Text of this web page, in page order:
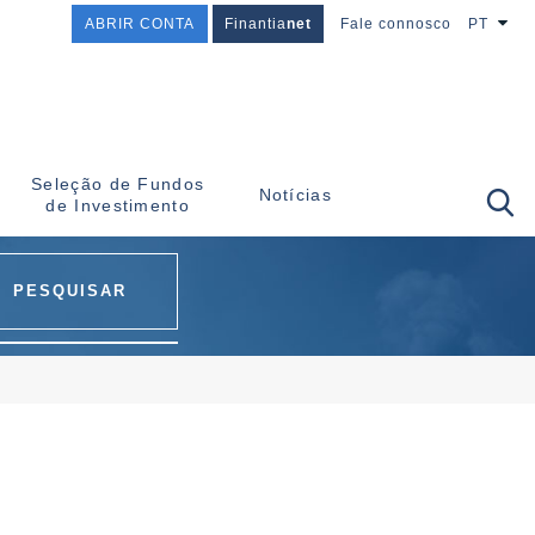
Seleção de Fundos
de Investimento
Notícias
ABRIR CONTA Finantianet Fale connosco PT
PESQUISAR